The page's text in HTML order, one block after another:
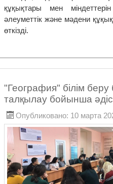
құқықтары мен
әлеуметтік және мәдени
өткізді.
"География" білім
талқылау бойынша
Опубликовано: 10 марта